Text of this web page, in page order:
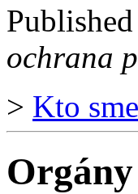
ochrana
> Kto sme